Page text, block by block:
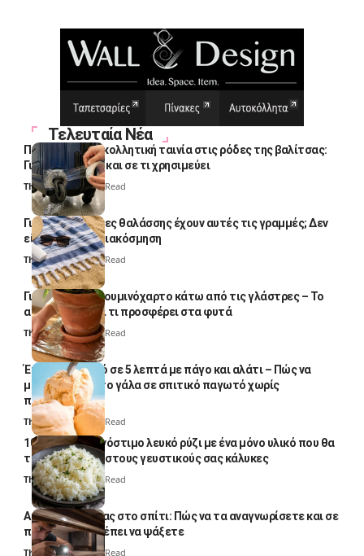
Τελευταία Νέα
Πολλοί βάζουν κολλητική ταινία στις ρόδες της βαλίτσας:
Γιατί το κάνουν και σε τι χρησιμεύει
Thali Ombre 4 Min Read
Γιατί οι πετσέτες θαλάσσης έχουν αυτές τις γραμμές; Δεν
είναι μόνο για διακόσμηση
Thali Ombre5 Min Read
Γιατί βάζουν αλουμινόχαρτο κάτω από τις γλάστρες – Το
απλό κόλπο και τι προσφέρει στα φυτά
Thali Ombre4 Min Read
Έτοιμο παγωτό σε 5 λεπτά με πάγο και αλάτι – Πώς να
μετατρέψετε το γάλα σε σπιτικό παγωτό χωρίς
παγωτομηχανή
Thali Ombre 4 Min Read
10 φορές ποιο νόστιμο λευκό ρύζι με ένα μόνο υλικό που θα
το απογειώσει στους γευστικούς σας κάλυκες
Thali Ombre4 Min Read
Αυγά κατσαρίδας στο σπίτι: Πώς να τα αναγνωρίσετε και σε
ποια σημεία πρέπει να ψάξετε
Thali Ombre4 Min Read